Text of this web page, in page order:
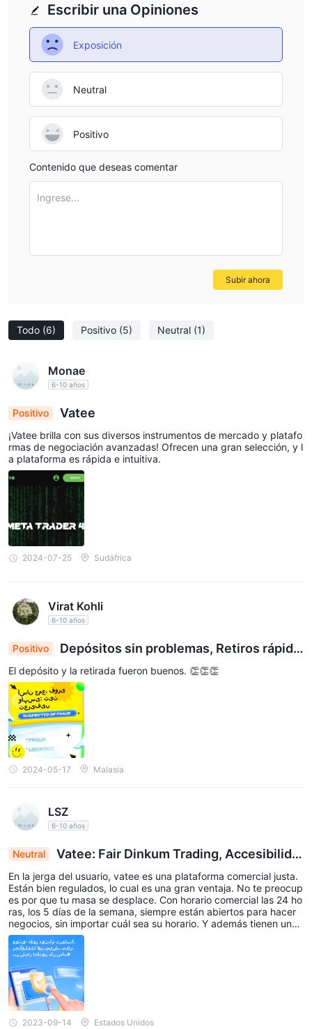
Todo (6) Positivo (5) Neutral (1)
Monae
6-10 años
Positivo Vatee
¡Vatee brilla con sus diversos instrumentos de mercado y platafo
rmas de negociación avanzadas! Ofrecen una gran selección, y l
a plataforma es rápida e intuitiva.
2024-07-25 Sudáfrica
Virat Kohli
6-10 años
Positivo
Depósitos sin problemas, Retiros rápido
s: Una experiencia bancaria positiva
El depósito y la retirada fueron buenos. 👏👏👏
2024-05-17 Malasia
LSZ
6-10 años
Neutral
Vatee: Fair Dinkum Trading, Accesibilida
d 24/5, Rico en activos - Tu experiencia puede va
riar
En la jerga del usuario, vatee es una plataforma comercial justa.
Están bien regulados, lo cual es una gran ventaja. No te preocup
es por que tu masa se desplace. Con horario comercial las 24 ho
ras, los 5 días de la semana, siempre están abiertos para hacer
negocios, sin importar cuál sea su horario. Y además tienen una
muy buena gama de activos. Pero no lo olvidemos, el kilometraje
de cada persona puede variar, así que siempre cuente con su pr
opia experiencia personal, amigo.
2023-09-14 Estados Unidos
Escribir una Opiniones
Exposición
Neutral
Positivo
Contenido que deseas comentar
Ingrese...
Subir ahora